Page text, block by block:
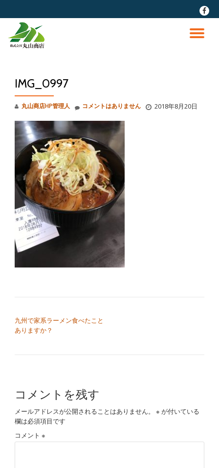
fa-
ナ
え
IMG_0997
丸山商店HP管理人 2018年8月20日
コメントはありません
九州で家系ラーメン食べたこと
ありますか？
コメントを残す
メールアドレスが公開されることはありません。 ※ が付いている
欄は必須項目です
コメント ※